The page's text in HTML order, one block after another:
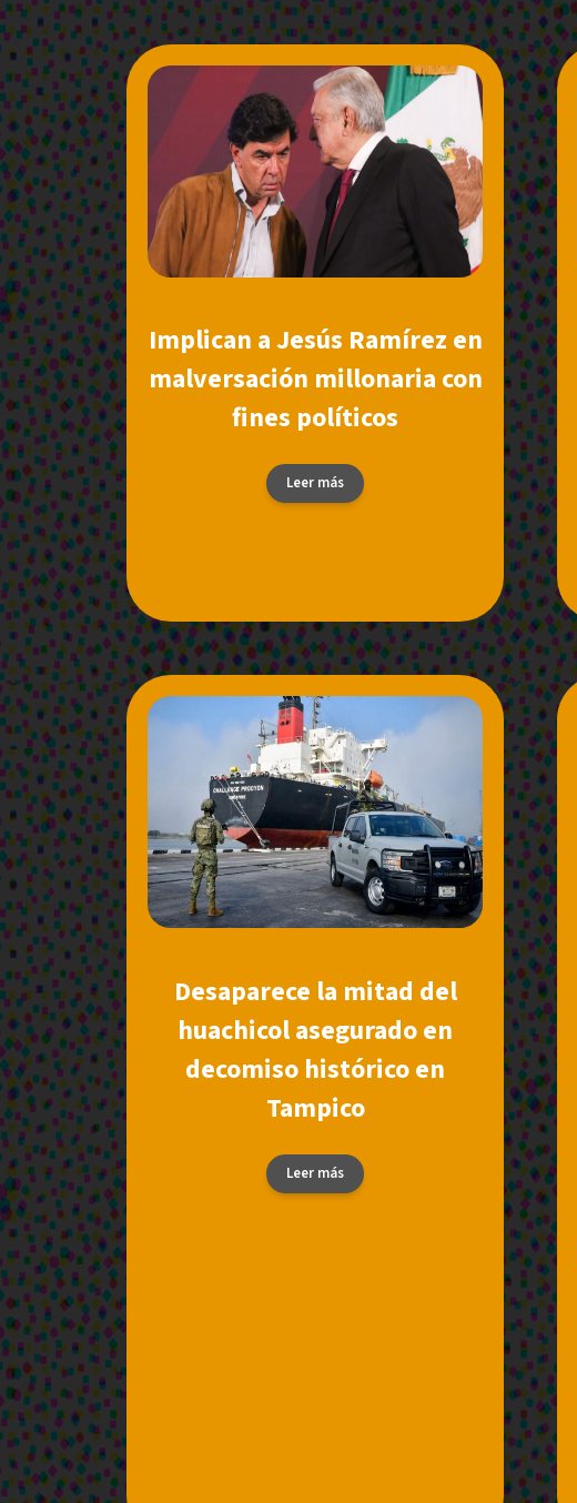
Implican a Jesús Ramírez en
malversación millonaria con
fines políticos
Leer más
Desaparece la mitad del
huachicol asegurado en
decomiso histórico en
Tampico
Leer más